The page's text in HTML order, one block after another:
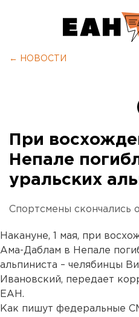
← НОВОСТИ
При
Непале
уральских
Спортсмены скончались
Накануне, 1 мая, при
Ама-Даблам в Непале
альпиниста – челябинцы
Ивановский, передает
ЕАН.
Как пишут федеральные